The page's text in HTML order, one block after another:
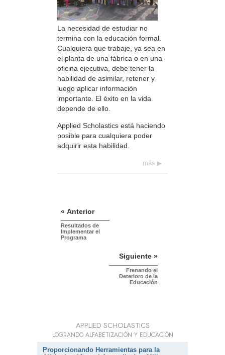
La necesidad de estudiar no
termina con la educación formal.
Cualquiera que trabaje, ya sea en
el planta de una fábrica o en una
oficina ejecutiva, debe tener la
habilidad de asimilar, retener y
luego aplicar información
importante. El éxito en la vida
depende de ello.
Applied Scholastics está haciendo
posible para cualquiera poder
adquirir esta habilidad.
más
« Anterior
Resultados de
Implementar el
Programa
Siguiente »
Frenando el
Deterioro de la
Educación
APPLIED SCHOLASTICS
LOGRANDO ALFABETIZACIÓN Y EDUCACIÓN
Proporcionando Herramientas para la